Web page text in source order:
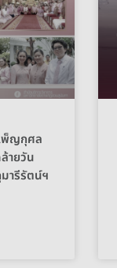
พ็ญกุศล
ายวัน
ารีรัตน์ฯ